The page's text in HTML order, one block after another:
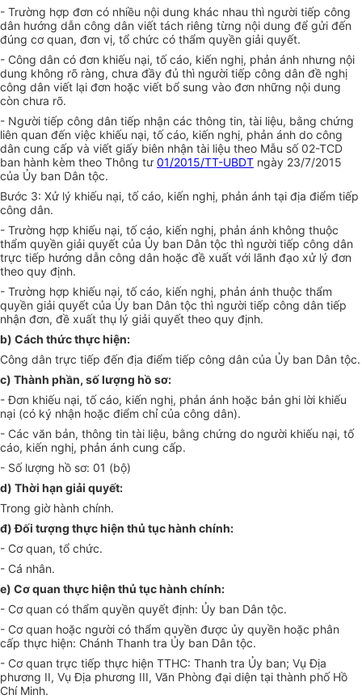
- Trường hợp đơn có nhiều nội dung khác nhau thì người tiếp công
dân hướng dẫn công dân viết tách riêng từng nội dung để gửi đến
đúng cơ quan, đơn vị, tổ chức có thẩm quyền giải quyết.
- Công dân có đơn khiếu nại, tố cáo, kiến nghị, phản ánh nhưng nội
dung không rõ ràng, chưa đầy đủ thì người tiếp công dân đề nghị
công dân viết lại đơn hoặc viết bổ sung vào đơn những nội dung
còn chưa rõ.
- Người tiếp công dân tiếp nhận các thông tin, tài liệu, bằng chứng
liên quan đến việc khiếu nại, tốcáo, kiến nghị, phản ánh do công
dân cung cấp và viết giấy biên nhận tài liệu theo Mẫu số 02-TCD
ban hành kèm theo Thông tư 01/2015/TT-UBDT ngày 23/7/2015
của Ủy ban Dân tộc.
Bước 3: Xử lý khiếu nại, tố cáo, kiến nghị, phản ánh tại địa điểm tiếp
công dân.
- Trường hợp khiếu nại, tố cáo, kiến nghị, phản ánh không thuộc
thẩm quyền giải quyết của Ủy ban Dân tộc thì người tiếp công dân
trực tiếp hướng dẫn công dân hoặc đề xuất với lãnh đạo xử lý đơn
theo quy định.
- Trường hợp khiếu nại, tố cáo, kiến nghị, phản ánh thuộc thẩm
quyền giải quyết của Ủy ban Dân tộc thì người tiếp công dân tiếp
nhận đơn, đề xuất thụ lý giải quyết theo quy định.
b) Cách thức thực hiện:
Công dân trực tiếp đến địa điểm tiếp công dân của Ủy ban Dân tộc.
c) Thành phần, số lượng hồ sơ:
-Đơn khiếu nại, tố cáo, kiến nghị, phản ánh hoặc bản ghi lời khiếu
nại (có ký nhận hoặc điểm chỉ của công dân).
- Các văn bản, thông tin tài liệu, bằng chứng do người khiếu nại, tố
cáo, kiến nghị, phản ánh cung cấp.
- Số lượng hồ sơ: 01 (bộ)
d) Thời hạn giải quyết:
Trong giờ hành chính.
đ) Đối tượng thực hiện thủ tục hành chính:
- Cơ quan, tổ chức.
- Cá nhân.
e) Cơ quan thực hiện thủ tục hành chính:
- Cơ quan có thẩm quyền quyết định: Ủy ban Dân tộc.
- Cơ quan hoặc người có thẩm quyền được ủy quyền hoặc phân
cấp thực hiện: Chánh Thanh tra Ủy ban Dân tộc.
- Cơ quan trực tiếp thực hiện TTHC: Thanh tra Ủy ban; Vụ Địa
phương II, Vụ Địa phương III, Văn Phòng đại diện tại thành phốHồ
Chí Minh.